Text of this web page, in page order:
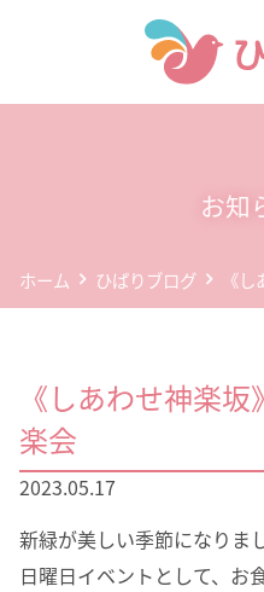
デイサービス(通所
企業情報
個人情報保護方針
お知
ホーム ひばりブログ 《
《しあわせ神楽
楽会
2023.05.17
新緑が美しい季節になりま
日曜日イベントとして、お